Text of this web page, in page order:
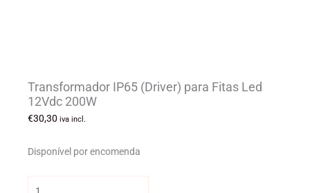
Transformador IP65 (Driver) para Fitas Led
12Vdc 200W
€30,30 iva incl.
Disponível por encomenda